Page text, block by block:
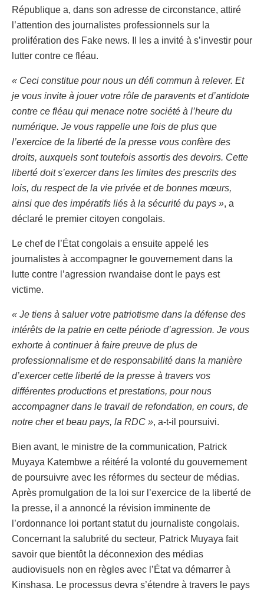
République a, dans son adresse de circonstance, attiré
l’attention des journalistes professionnels sur la
prolifération des Fake news. Il les a invité à s’investir pour
lutter contre ce fléau.
« Ceci constitue pour nous un défi commun à relever. Et
je vous invite à jouer votre rôle de paravents et d’antidote
contre ce fléau qui menace notre société à l’heure du
numérique. Je vous rappelle une fois de plus que
l’exercice de la liberté de la presse vous confère des
droits, auxquels sont toutefois assortis des devoirs. Cette
liberté doit s’exercer dans les limites des prescrits des
lois, du respect de la vie privée et de bonnes mœurs,
ainsi que des impératifs liés à la sécurité du pays », a
déclaré le premier citoyen congolais.
Le chef de l’État congolais a ensuite appelé les
journalistes à accompagner le gouvernement dans la
lutte contre l’agression rwandaise dont le pays est
victime.
« Je tiens à saluer votre patriotisme dans la défense des
intérêts de la patrie en cette période d’agression. Je vous
exhorte à continuer à faire preuve de plus de
professionnalisme et de responsabilité dans la manière
d’exercer cette liberté de la presse à travers vos
différentes productions et prestations, pour nous
accompagner dans le travail de refondation, en cours, de
notre cher et beau pays, la RDC », a-t-il poursuivi.
Bien avant, le ministre de la communication, Patrick
Muyaya Katembwe a réitéré la volonté du gouvernement
de poursuivre avec les réformes du secteur de médias.
Après promulgation de la loi sur l’exercice de la liberté de
la presse, il a annoncé la révision imminente de
l’ordonnance loi portant statut du journaliste congolais.
Concernant la salubrité du secteur, Patrick Muyaya fait
savoir que bientôt la déconnexion des médias
audiovisuels non en règles avec l’État va démarrer à
Kinshasa. Le processus devra s’étendre à travers le pays